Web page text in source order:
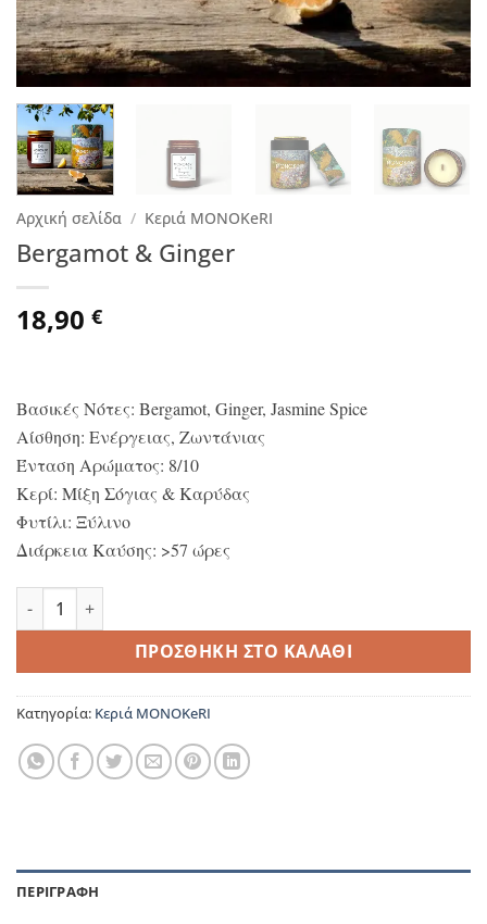
Αρχική σελίδα / Κεριά ΜΟΝΟΚeRI
Bergamot & Ginger
18,90 €
Βασικές Νότες: Bergamot, Ginger, Jasmine Spice
Αίσθηση: Ενέργειας, Ζωντάνιας
Ένταση Αρώματος: 8/10
Κερί: Μίξη Σόγιας & Καρύδας
Φυτίλι: Ξύλινο
Διάρκεια Καύσης: >57 ώρες
Bergamot & Ginger ποσότητα
ΠΡΟΣΘΉΚΗ ΣΤΟ ΚΑΛΆΘΙ
Κατηγορία: Κεριά ΜΟΝΟΚeRI
ΠΕΡΙΓΡΑΦΉ